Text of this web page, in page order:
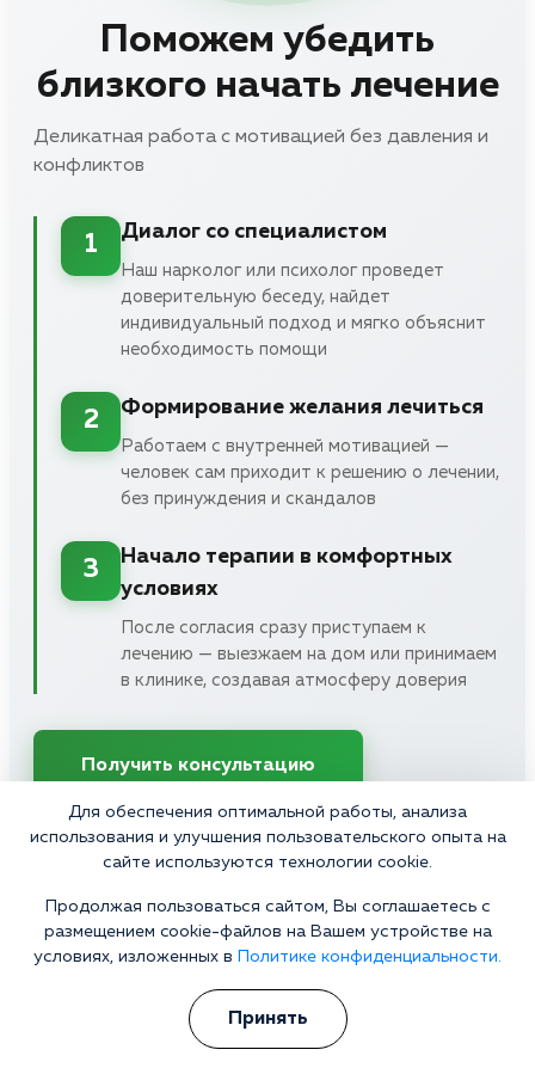
Поможем убедить
близкого начать лечение
Деликатная работа с мотивацией без давления и
конфликтов
1
Диалог со специалистом
Наш нарколог или психолог проведет
доверительную беседу, найдет
индивидуальный подход и мягко объяснит
необходимость помощи
2
Формирование желания лечиться
Работаем с внутренней мотивацией —
человек сам приходит к решению о лечении,
без принуждения и скандалов
3
Начало терапии в комфортных
условиях
После согласия сразу приступаем к
лечению — выезжаем на дом или принимаем
в клинике, создавая атмосферу доверия
Получить консультацию
Конфиденциально • Работаем 24/7 • Выезд в течение часа
Отзывы
Для обеспечения оптимальной работы, анализа
использования и улучшения пользовательского опыта на
сайте используются технологии cookie.
Продолжая пользоваться сайтом, Вы соглашаетесь с
размещением cookie-файлов на Вашем устройстве на
условиях, изложенных в
Политике конфиденциальности.
Принять